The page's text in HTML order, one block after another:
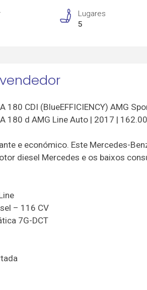
Lugares
5
180 CDI (BlueEFFICIENCY) AMG
180 d AMG Line Auto | 2017 |
e económico. Este Mercedes-
diesel Mercedes e os baixos
– 116 CV
7G-DCT